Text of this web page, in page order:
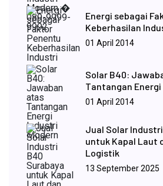
Energi sebagai
Keberhasilan
01 April 2014
Solar B40:
Tantangan
01 April 2014
Jual Solar
untuk Kapal Laut
Logistik
13 September 2025